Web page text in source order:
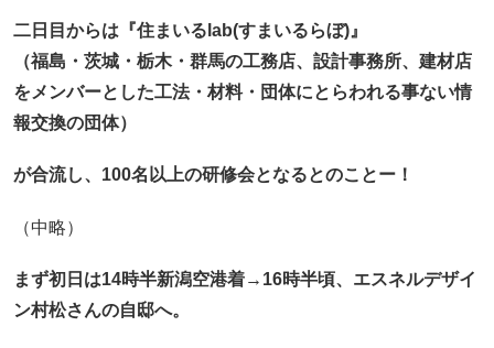
二日目からは『住まいるlab(すまいるらぼ)』
（福島・ 茨城・栃木・群馬の工務店、設計事務所、建材店
をメンバーとした工法・材料・団体にとらわれる事ない情
報交換の団体）
が合流し、 100名以上の研修会となるとのことー！
（中略）
まず初日は14時半新潟空港着→16時半頃、 エスネルデザイ
ン村松さんの自邸へ。